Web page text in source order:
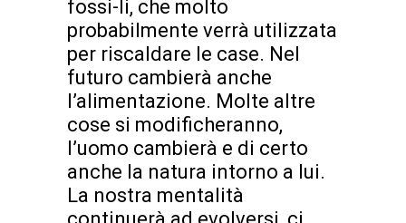
fossi-li, che molto
probabilmente verrà utilizzata
per riscaldare le case. Nel
futuro cambierà anche
l’alimentazione. Molte altre
cose si modificheranno,
l’uomo cambierà e di certo
anche la natura intorno a lui.
La nostra mentalità